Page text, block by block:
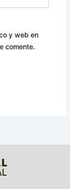
y web en
comente.